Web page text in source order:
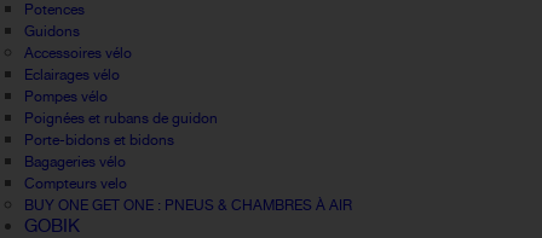
Potences
Guidons
Accessoires vélo
Eclairages vélo
Pompes vélo
Poignées et rubans de guidon
Porte-bidons et bidons
Bagageries vélo
Compteurs velo
BUY ONE GET ONE : PNEUS & CHAMBRES À AIR
GOBIK